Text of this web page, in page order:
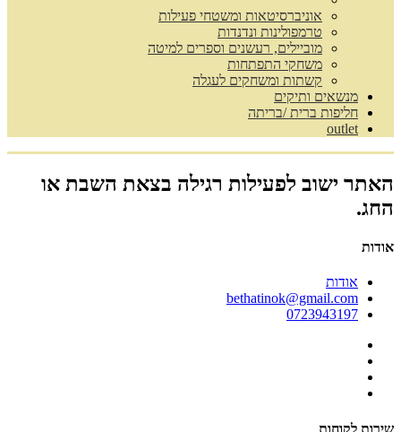
אוניברסיטאות ומשטחי פעילות
טרמפולינות ונדנדות
מוביילים, רעשנים וספרים למיטה
משחקי התפתחות
קשתות ומשחקים לעגלה
מנשאים ותיקים
חליפות ברית /בריתה
outlet
האתר ישוב לפעילות רגילה בצאת השבת או
החג.
אודות
אודות
bethatinok@gmail.com
0723943197
שירות לקוחות